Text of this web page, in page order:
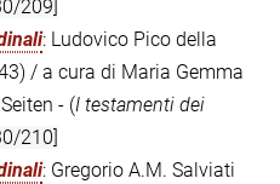
209]
: Ludovico Pico della
/ a cura di Maria Gemma
- (I testamenti dei
210]
: Gregorio A.M. Salviati